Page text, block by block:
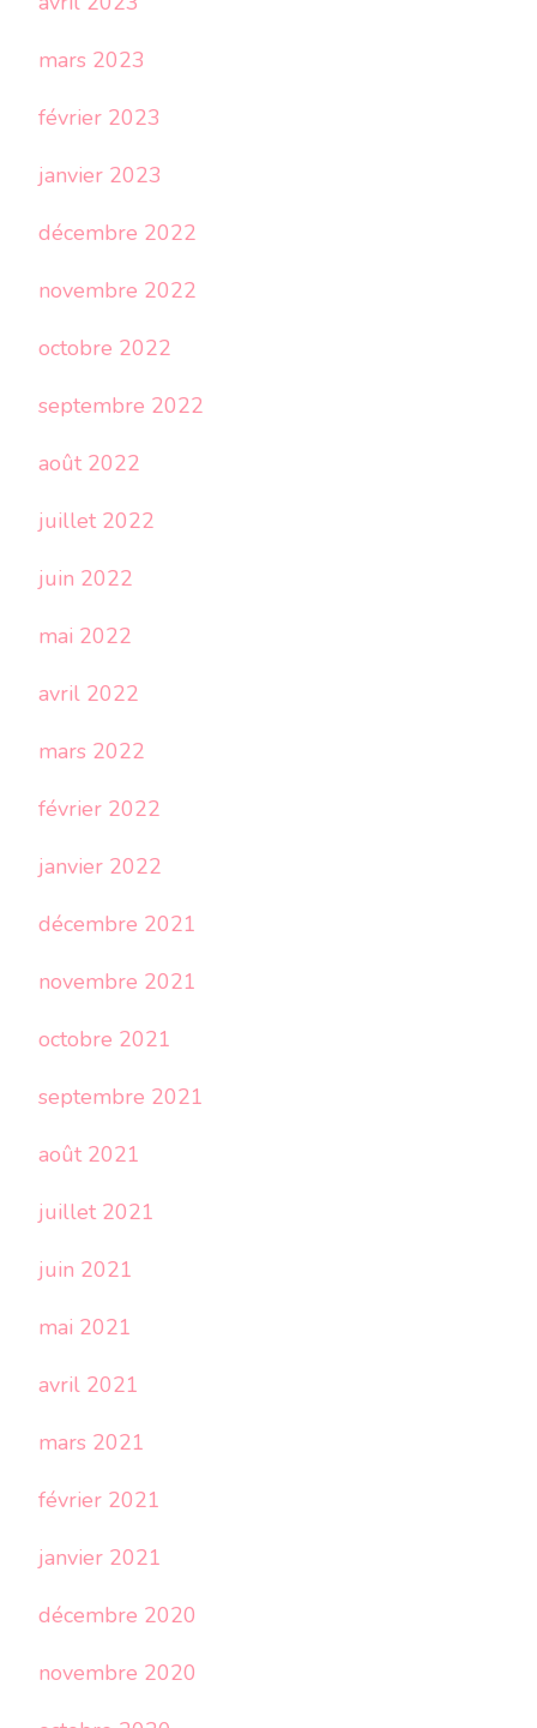
mars 2023
février 2023
janvier 2023
décembre 2022
novembre 2022
octobre 2022
septembre 2022
août 2022
juillet 2022
juin 2022
mai 2022
avril 2022
mars 2022
février 2022
janvier 2022
décembre 2021
novembre 2021
octobre 2021
septembre 2021
août 2021
juillet 2021
juin 2021
mai 2021
avril 2021
mars 2021
février 2021
janvier 2021
décembre 2020
novembre 2020